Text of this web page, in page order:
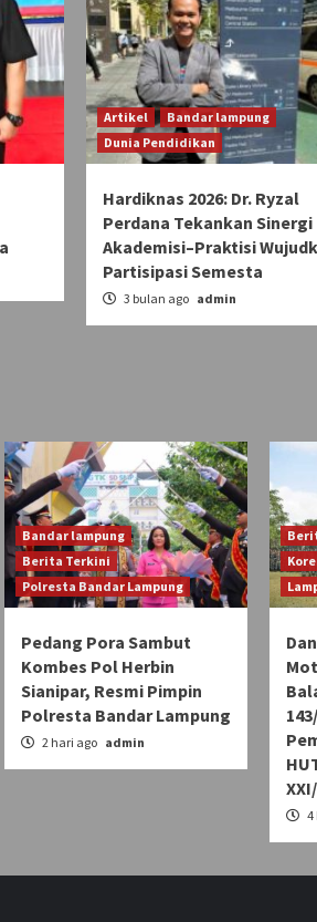
Artikel
Bandar lampung
Dunia Pendidikan
Hardiknas 2026: Dr. Ryzal
Perdana Tekankan Sinergi
Akademisi–Praktisi
Partisipasi Semesta
3 bulan ago admin
Bandar lampung
Berita Terkini
Polresta Bandar Lampung
Pedang Pora Sambut
Kombes Pol Herbin
Sianipar, Resmi Pimpin
Polresta Bandar Lampung
2 hari ago admin
4